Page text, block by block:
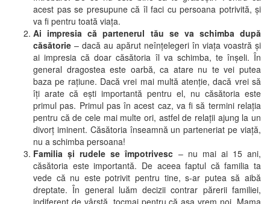
acest pas se presupune că îl faci cu persoana potrivită, și
va fi pentru toată viața.
Ai impresia că partenerul tău se va schimba după
căsătorie – dacă au apărut neînțelegeri în viața voastră și
ai impresia că doar căsătoria îl va schimba, te înșeli. În
general dragostea este oarbă, ca atare nu te vei putea
baza pe rațiune. Dacă vrei mai multă atenție, dacă vrei să
îți arate că ești importantă pentru el, nu căsătoria este
primul pas. Primul pas în acest caz, va fi să termini relația
pentru că de cele mai multe ori, astfel de relații ajung la un
divorț iminent. Căsătoria înseamnă un parteneriat pe viață,
nu a schimba persoana!
Familia și rudele se împotrivesc – nu mai ai 15 ani,
căsătoria este importantă. De aceea faptul că familia ta
vede că nu este potrivit pentru tine, s-ar putea să aibă
dreptate. În general luăm decizii contrar părerii familiei,
indiferent de vârstă, tocmai pentru că așa vrem noi. Mama